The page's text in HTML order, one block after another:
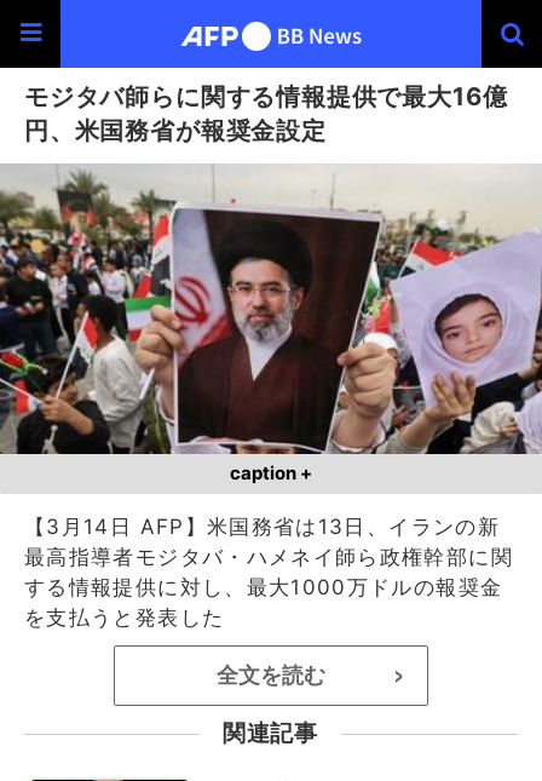
モジタバ師らに関する情報提供で最大16億
円、米国務省が報奨金設定
caption +
【3月14日 AFP】米国務省は13日、イランの新
最高指導者モジタバ・ハメネイ師ら政権幹部に関
する情報提供に対し、最大1000万ドルの報奨金
を支払うと発表した
全文を読む >
関連記事